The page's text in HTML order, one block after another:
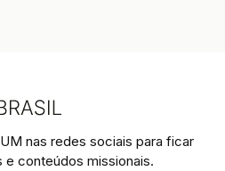
nas redes sociais para ficar
conteúdos missionais.